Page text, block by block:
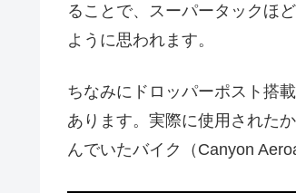
ることで、スーパータックほ
ように思われます。
ちなみにドロッパーポスト搭
あります。実際に使用された
んでいたバイク（Canyon